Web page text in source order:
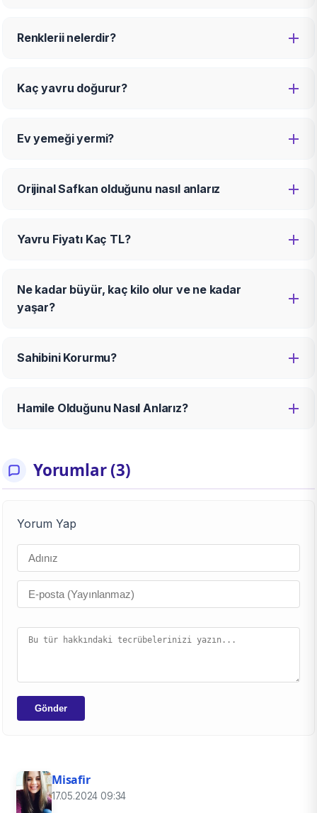
Renklerii nelerdir?
Kaç yavru doğurur?
Ev yemeği yermi?
Orijinal Safkan olduğunu nasıl anlarız
Yavru Fiyatı Kaç TL?
Ne kadar büyür, kaç kilo olur ve ne kadar
yaşar?
Sahibini Korurmu?
Hamile Olduğunu Nasıl Anlarız?
Yorumlar (3)
Yorum Yap
Gönder
Misafir
17.05.2024 09:34